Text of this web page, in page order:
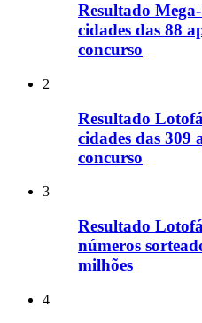
Resultado
cidades das 88
concurso
2
Resultado
cidades das 309
concurso
3
Resultado
números
milhões
4